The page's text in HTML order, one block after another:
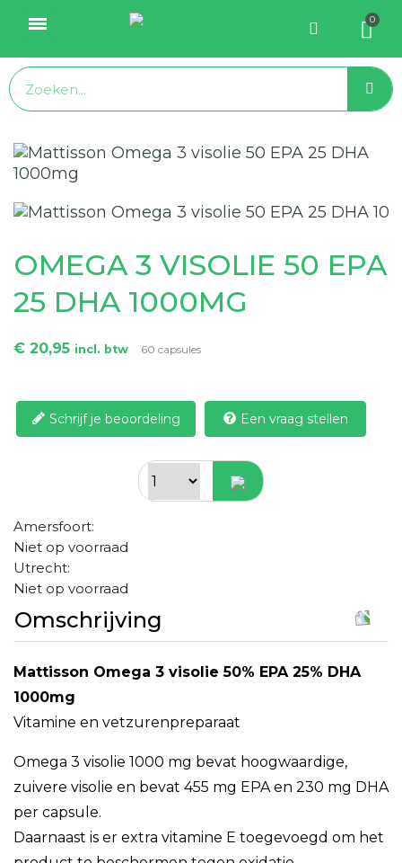
OMEGA 3 VISOLIE 50 EPA
25 DHA 1000MG
€ 20,95 incl. btw 60 capsules
Schrijf je beoordeling Een vraag stellen
Amersfoort:
Niet op voorraad
Utrecht:
Niet op voorraad
Omschrijving
Mattisson Omega 3 visolie 50% EPA 25% DHA
1000mg
Vitamine en vetzurenpreparaat
Omega 3 visolie 1000 mg bevat hoogwaardige,
zuivere visolie en bevat 455 mg EPA en 230 mg DHA
per capsule.
Daarnaast is er extra vitamine E toegevoegd om het